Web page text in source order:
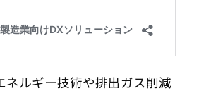
ネルギー技術や排出ガス削減